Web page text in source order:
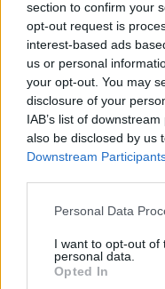
section to confirm your
opt-out request is
interest-based ads
us or personal
your opt-out. You may
disclosure of your
IAB’s list of
also be disclosed by us
Downstream
Please note that this
not limited to your visit
grant or deny consent
use your data for below
Personal Data
I want to opt-out of
personal data.
Opted In